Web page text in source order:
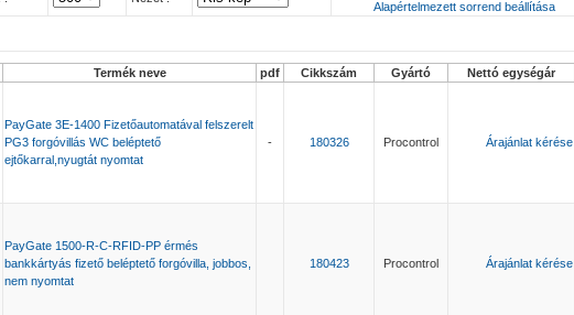
Alapértelmezett sorrend beállítása
Termék neve pdf Cikkszám Gyártó Nettó egységár
PayGate 3E-1400 Fizetőautomatával felszerelt
PG3 forgóvillás WC beléptető
ejtőkarral,nyugtát nyomtat
- 180326 Procontrol Árajánlat kérése
PayGate 1500-R-C-RFID-PP érmés
bankkártyás fizető beléptető forgóvilla, jobbos,
nem nyomtat
180423 Procontrol Árajánlat kérése